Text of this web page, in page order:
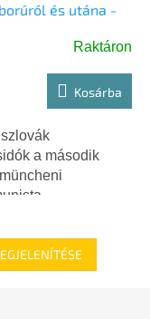
és utána -
Raktáron
Kosárba
a második